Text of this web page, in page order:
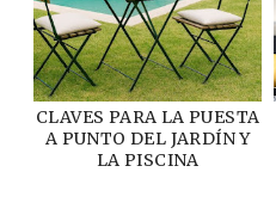
CLAVES PARA LA PUESTA
A PUNTO DEL JARDÍN Y
LA PISCINA